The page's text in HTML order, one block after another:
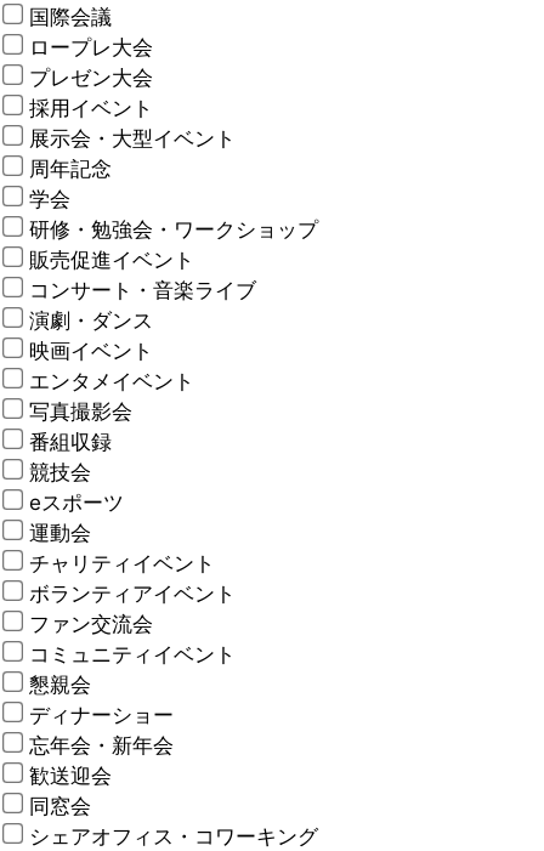
国際会議
ロープレ大会
プレゼン大会
採用イベント
展示会・大型イベント
周年記念
学会
研修・勉強会・ワークショップ
販売促進イベント
コンサート・音楽ライブ
演劇・ダンス
映画イベント
エンタメイベント
写真撮影会
番組収録
競技会
eスポーツ
運動会
チャリティイベント
ボランティアイベント
ファン交流会
コミュニティイベント
懇親会
ディナーショー
忘年会・新年会
歓送迎会
同窓会
シェアオフィス・コワーキング